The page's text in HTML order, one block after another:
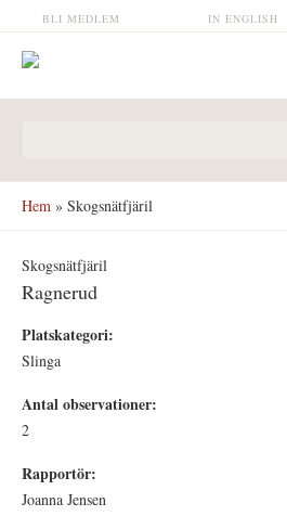
Hoppa till huvudinnehåll IN ENGLISH
BLI MEDLEM
Hem » Skogsnätfjäril
Skogsnätfjäril
Ragnerud
Platskategori:
Slinga
Antal observationer:
2
Rapportör:
Joanna Jensen